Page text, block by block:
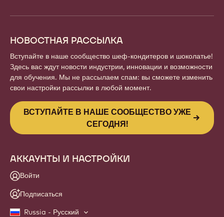
НОВОСТНАЯ РАССЫЛКА
Вступайте в наше сообщество шеф-кондитеров и шоколатье!
Здесь вас ждут новости индустрии, инновации и возможности
для обучения. Мы не рассылаем спам: вы сможете изменить
свои настройки рассылки в любой момент.
ВСТУПАЙТЕ В НАШЕ СООБЩЕСТВО УЖЕ
СЕГОДНЯ!
АККАУНТЫ И НАСТРОЙКИ
Войти
Подписаться
Russia - Русский